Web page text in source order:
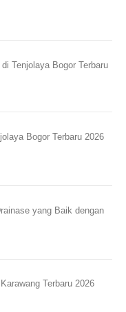
Tenjolaya Bogor Terbaru
Bogor Terbaru 2026
yang Baik dengan
Terbaru 2026